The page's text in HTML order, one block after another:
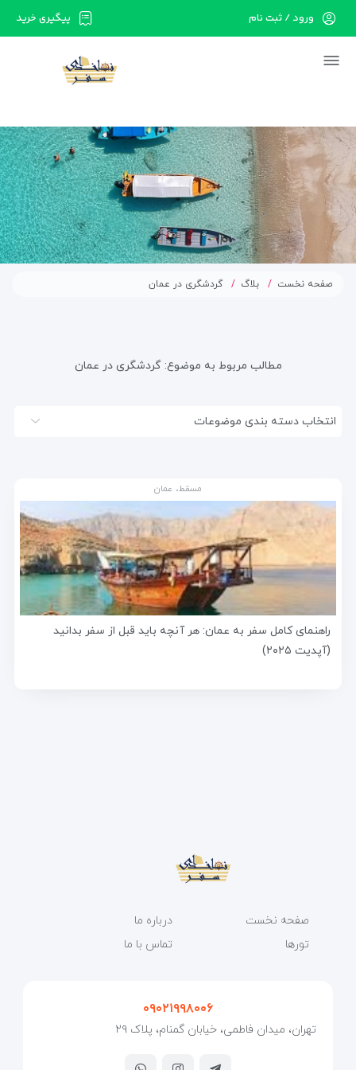
در حال حاضر ارتباط با سرور قطع می باشد لطفا
پیگیری خرید ورود / ثبت نام
صفحه نخست بلاگ گردشگری در عمان
مطالب مربوط به موضوع:گردشگری در عمان
انتخاب دسته بندی موضوعات
مسقط، عمان
راهنمای کامل سفر به عمان: هر آنچه باید قبل از سفر بدانید
(آپدیت ۲۰۲۵)
صفحه نخست
تورها
درباره ما
تماس با ما
۰۹۰۲۱۹۹۸۰۰۶
تهران، میدان فاطمی، خیابان گمنام، پلاک ۲۹